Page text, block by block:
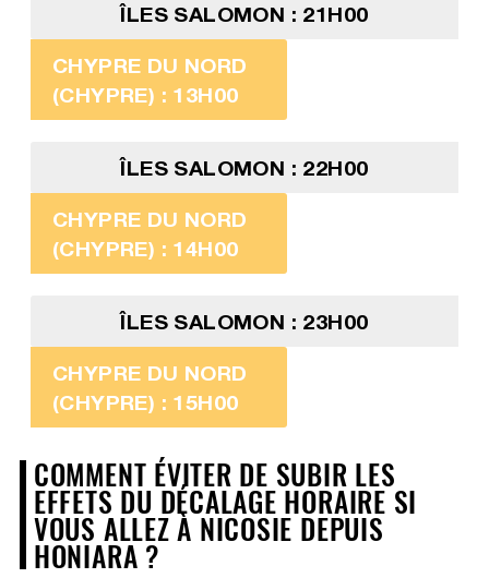
ÎLES SALOMON : 21H00
CHYPRE DU NORD
(CHYPRE) : 13H00
ÎLES SALOMON : 22H00
CHYPRE DU NORD
(CHYPRE) : 14H00
ÎLES SALOMON : 23H00
CHYPRE DU NORD
(CHYPRE) : 15H00
COMMENT ÉVITER DE SUBIR LES
EFFETS DU DÉCALAGE HORAIRE SI
VOUS ALLEZ À NICOSIE DEPUIS
HONIARA ?